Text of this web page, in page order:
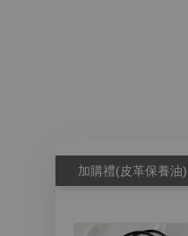
加購禮(皮革保養油)